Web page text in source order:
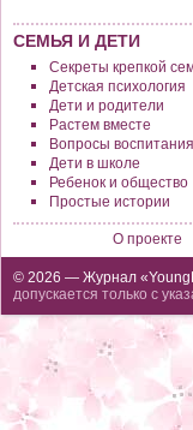
СЕМЬЯ И ДЕТИ
Секреты крепкой
Детская психология
Дети и родители
Растем вместе
Вопросы воспитания
Дети в школе
Ребенок и общество
Простые истории
О проекте
© 2026 — Журнал
допускается только с